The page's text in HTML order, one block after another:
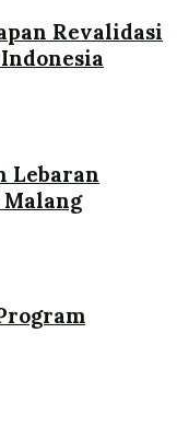
Revalidasi
Lebaran
Malang